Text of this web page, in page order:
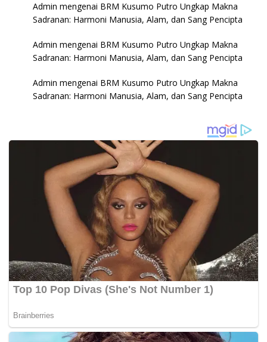
Admin mengenai BRM Kusumo Putro Ungkap Makna
Sadranan: Harmoni Manusia, Alam, dan Sang Pencipta
Admin mengenai BRM Kusumo Putro Ungkap Makna
Sadranan: Harmoni Manusia, Alam, dan Sang Pencipta
Admin mengenai BRM Kusumo Putro Ungkap Makna
Sadranan: Harmoni Manusia, Alam, dan Sang Pencipta